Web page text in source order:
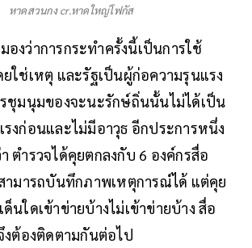
หาดสวนกง cr.หาดใหญ่โฟกัส
งว่าการกระทำครั้งนี้เป็นการใช้
ยใช่เหตุ และรัฐเป็นผู้ก่อความรุนแรง
ชุมนุมของจะนะรักษ์ถิ่นนั้นไม่ได้เป็น
รงก่อนและไม่มีอาวุธ อีกประการหนึ่ง
ตำรวจได้คุยตกลงกับ 6 องค์กรสื่อ
ามารถบันทึกภาพเหตุการณ์ได้ แต่คุย
นใดเข้าข่ายบ้างไม่เข้าข่ายบ้าง สื่อ
งต้องติดตามกันต่อไป